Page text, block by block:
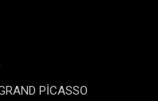
PİCASSO